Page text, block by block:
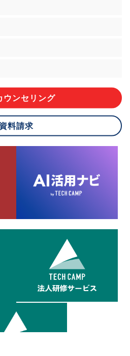
については、原則として開示等は
窓口
v.co.jp
提供されるかどうかは任意による
す。
た情報とその利用について
タ・マネジメント・プラットフォ
れたウェブの閲覧機歴及びその分
様の個人データと結びつけた上
いたします。
ウンセリング
資料請求